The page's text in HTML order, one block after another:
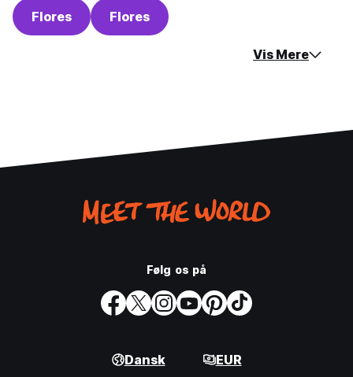
Flores Flores
Vis Mere
Følg os på
Dansk EUR